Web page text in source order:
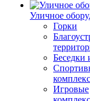
Уличное
Горки
Беседки
Игровые